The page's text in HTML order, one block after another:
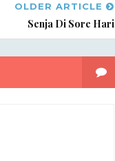
OLDER ARTICLE
Senja Di Sore Hari